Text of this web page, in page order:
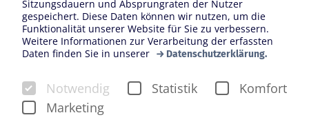
Sitzungsdauern und Absprungraten der Nutzer
gespeichert. Diese Daten können wir nutzen, um die
Funktionalität unserer Website für Sie zu verbessern.
Weitere Informationen zur Verarbeitung der erfassten
Daten finden Sie in unserer
Datenschutzerklärung.
Notwendig Statistik
Komfort
Marketing
Einzelhandel und dem organisierten Handel
weitergeliefert werden können.
organisatorischen Überlegungen und Zielsetzungen
entscheidend und beratend eingebunden. Dazu